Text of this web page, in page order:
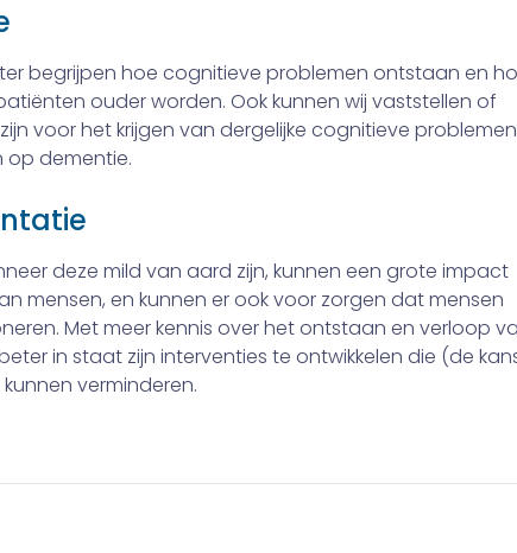
begrijpen hoe cognitieve problemen ontstaan en
ouder worden. Ook kunnen wij vaststellen of
voor het krijgen van dergelijke cognitieve
op dementie.
deze mild van aard zijn, kunnen een grote impact
mensen, en kunnen er ook voor zorgen dat mensen
Met meer kennis over het ontstaan en verloop
in staat zijn interventies te ontwikkelen die (de
verminderen.